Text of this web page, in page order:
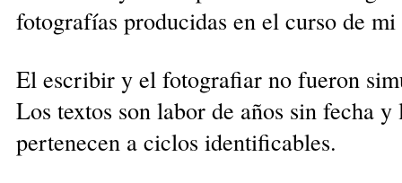
fotografías producidas en el curso de
El escribir y el fotografiar no fueron
Los textos son labor de años sin fecha y
pertenecen a ciclos identificables.